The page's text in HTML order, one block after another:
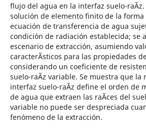
flujo del agua en la interfaz suelo-
solución de elemento finito de la
ecuación de transferencia de agua
condición de radiación establecida; se
escenario de extracción, asumiendo
caracterÃ­sticos para las propiedades
considerando un coeficiente de
suelo-raÃ­z variable. Se muestra que la
interfaz suelo-raÃ­z define el orden de
de agua que extraen las raÃ­ces del
variable no puede ser despreciada
fenómeno de la extracción.